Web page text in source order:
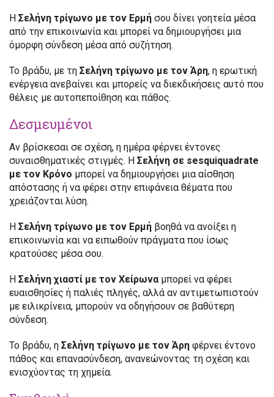
Η Σελήνη τρίγωνο με τον Ερμή σου δίνει γοητεία μέσα
από την επικοινωνία και μπορεί να δημιουργήσει μια
όμορφη σύνδεση μέσα από συζήτηση.
Το βράδυ, με τη Σελήνη τρίγωνο με τον Άρη, η ερωτική
ενέργεια ανεβαίνει και μπορείς να διεκδικήσεις αυτό που
θέλεις με αυτοπεποίθηση και πάθος.
Δεσμευμένοι
Αν βρίσκεσαι σε σχέση, η ημέρα φέρνει έντονες
συναισθηματικές στιγμές. Η Σελήνη σε sesquiquadrate
με τον Κρόνο μπορεί να δημιουργήσει μια αίσθηση
απόστασης ή να φέρει στην επιφάνεια θέματα που
χρειάζονται λύση.
Η Σελήνη τρίγωνο με τον Ερμή βοηθά να ανοίξει η
επικοινωνία και να ειπωθούν πράγματα που ίσως
κρατούσες μέσα σου.
Η Σελήνη χιαστί με τον Χείρωναμπορεί να φέρει
ευαισθησίες ή παλιές πληγές, αλλά αν αντιμετωπιστούν
με ειλικρίνεια, μπορούν να οδηγήσουν σε βαθύτερη
σύνδεση.
Το βράδυ, η Σελήνη τρίγωνο με τον Άρη φέρνει έντονο
πάθος και επανασύνδεση, ανανεώνοντας τη σχέση και
ενισχύοντας τη χημεία.